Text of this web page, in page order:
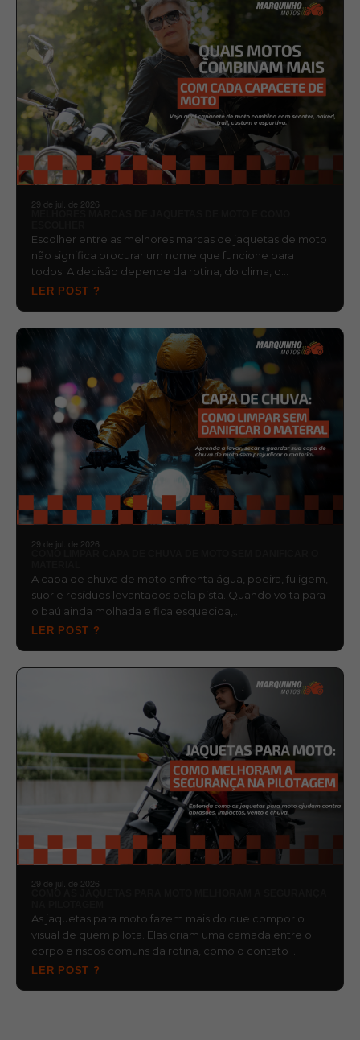
29 de jul. de 2026
Escolher entre as melhores marcas de jaquetas de moto
não significa procurar um nome que funcione para
todos. A decisão depende da rotina, do clima, d…
LER POST ?
29 de jul. de 2026
A capa de chuva de moto enfrenta água, poeira, fuligem,
suor e resíduos levantados pela pista. Quando volta para
o baú ainda molhada e fica esquecida,…
LER POST ?
29 de jul. de 2026
As jaquetas para moto fazem mais do que compor o
visual de quem pilota. Elas criam uma camada entre o
corpo e riscos comuns da rotina, como o contato …
LER POST ?